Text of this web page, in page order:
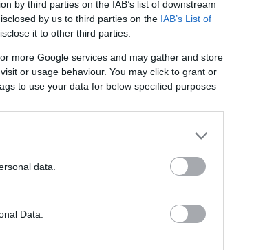
by third parties on the IAB’s list of downstream
by us to third parties on the IAB’s List of
it to other third parties.
more Google services and may gather and store
or usage behaviour. You may click to grant or
to use your data for below specified purposes
data.
Data.
aziende e le
di specialisti e
di soluzioni di
complessa: le
a fronteggiare